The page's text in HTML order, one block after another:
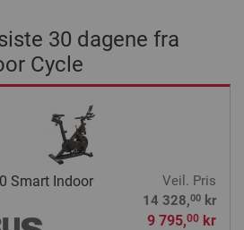
30 dagene fra
Cycle
Smart Indoor
Veil. Pris
14 328,00kr
9 795,00kr